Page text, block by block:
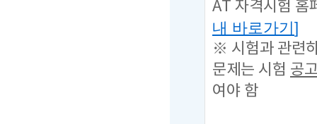
AT 자격시험 홈
내 바로가기]
※ 시험과 관련
문제는 시험 공
여야 함